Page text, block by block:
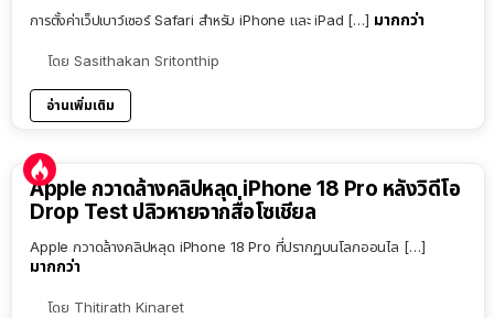
การตั้งค่าเว็ปเบาว์เซอร์ Safari สำหรับ iPhone และ iPad […] มากกว่า
โดย Sasithakan Sritonthip
อ่านเพิ่มเติม
Apple กวาดล้างคลิปหลุด iPhone 18 Pro หลังวิดีโอ
Drop Test ปลิวหายจากสื่อโซเชียล
Apple กวาดล้างคลิปหลุด iPhone 18 Pro ที่ปรากฏบนโลกออนไล […]
มากกว่า
โดย Thitirath Kinaret